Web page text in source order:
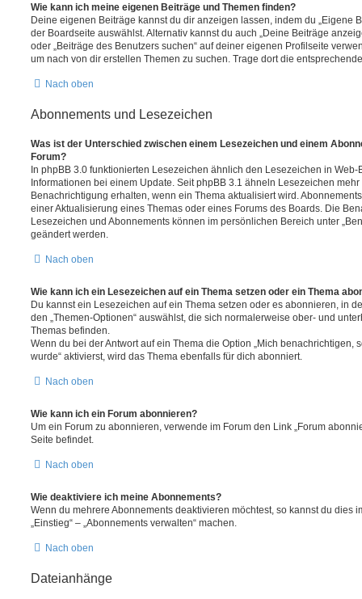
Wie kann ich meine eigenen Beiträge und Themen finden?
Deine eigenen Beiträge kannst du dir anzeigen lassen, indem du „Eigene
der Boardseite auswählst. Alternativ kannst du auch „Deine Beiträge
oder „Beiträge des Benutzers suchen“ auf deiner eigenen Profilseite
um nach von dir erstellen Themen zu suchen. Trage dort die
Nach oben
Abonnements und Lesezeichen
Was ist der Unterschied zwischen einem Lesezeichen und einem
Forum?
In phpBB 3.0 funktionierten Lesezeichen ähnlich den Lesezeichen in
Informationen bei einem Update. Seit phpBB 3.1 ähneln Lesezeichen
Benachrichtigung erhalten, wenn ein Thema aktualisiert wird.
einer Aktualisierung eines Themas oder eines Forums des Boards. Die
Lesezeichen und Abonnements können im persönlichen Bereich unter
geändert werden.
Nach oben
Wie kann ich ein Lesezeichen auf ein Thema setzen oder ein Thema
Du kannst ein Lesezeichen auf ein Thema setzen oder es abonnieren, in
den „Themen-Optionen“ auswählst, die sich normalerweise ober- und
Themas befinden.
Wenn du bei der Antwort auf ein Thema die Option „Mich benachrichtigen,
wurde“ aktivierst, wird das Thema ebenfalls für dich abonniert.
Nach oben
Wie kann ich ein Forum abonnieren?
Um ein Forum zu abonnieren, verwende im Forum den Link „Forum
Seite befindet.
Nach oben
Wie deaktiviere ich meine Abonnements?
Wenn du mehrere Abonnements deaktivieren möchtest, so kannst du dies
„Einstieg“ – „Abonnements verwalten“ machen.
Nach oben
Dateianhänge